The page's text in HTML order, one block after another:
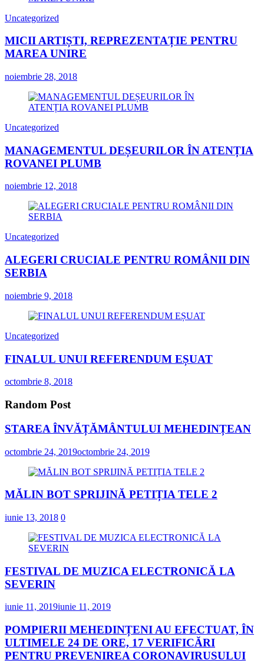
Uncategorized
MICII ARTIȘTI, REPREZENTAȚIE PENTRU
MAREA UNIRE
noiembrie 28, 2018
Uncategorized
MANAGEMENTUL DEȘEURILOR ÎN ATENȚIA
ROVANEI PLUMB
noiembrie 12, 2018
Uncategorized
ALEGERI CRUCIALE PENTRU ROMÂNII DIN
SERBIA
noiembrie 9, 2018
Uncategorized
FINALUL UNUI REFERENDUM EȘUAT
octombrie 8, 2018
Random Post
STAREA ÎNVĂȚĂMÂNTULUI MEHEDINȚEAN
octombrie 24, 2019octombrie 24, 2019
MĂLIN BOT SPRIJINĂ PETIȚIA TELE 2
iunie 13, 2018 0
FESTIVAL DE MUZICA ELECTRONICĂ LA
SEVERIN
iunie 11, 2019iunie 11, 2019
POMPIERII MEHEDINȚENI AU EFECTUAT, ÎN
ULTIMELE 24 DE ORE, 17 VERIFICĂRI
PENTRU PREVENIREA CORONAVIRUSULUI